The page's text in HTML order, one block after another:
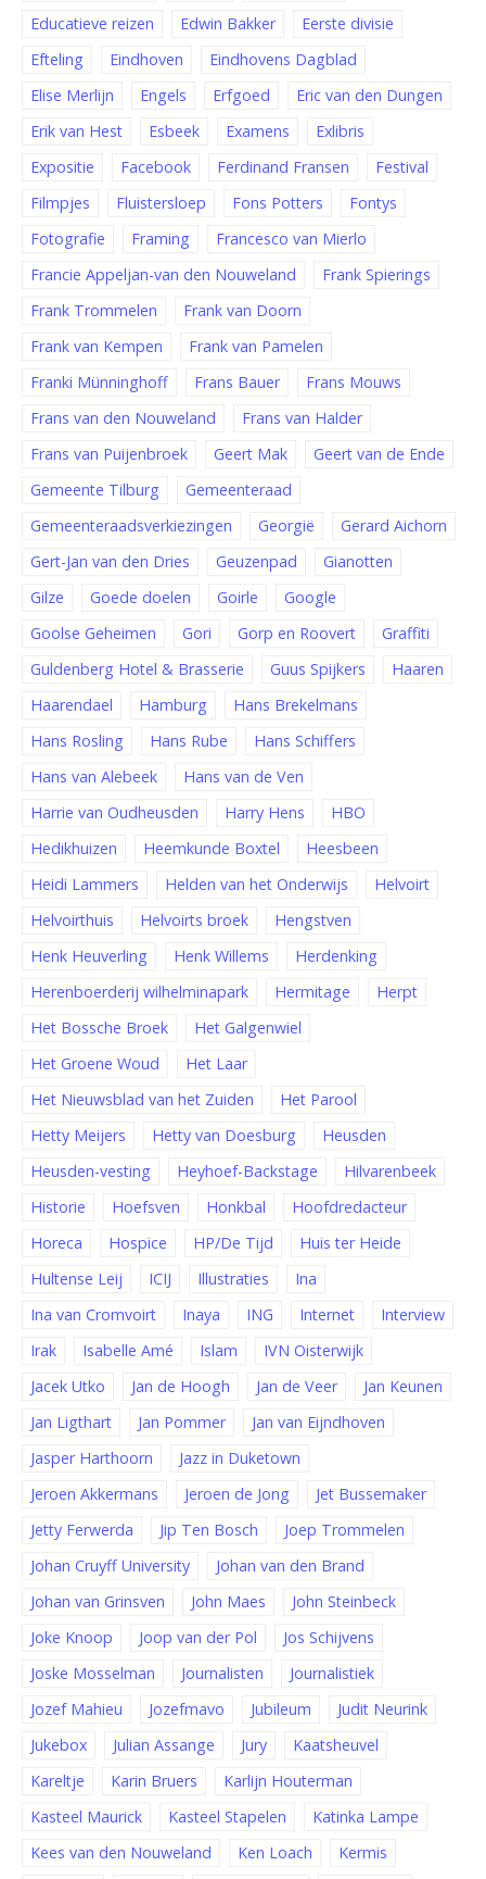
Educatieve reizen
Edwin Bakker
Eerste divisie
Efteling
Eindhoven
Eindhovens Dagblad
Elise Merlijn
Engels Erfgoed
Eric van den Dungen
Erik van Hest
Esbeek Examens
Exlibris
Expositie
Facebook Ferdinand Fransen
Festival
Filmpjes
Fluistersloep Fons Potters
Fontys
Fotografie
Framing
Francesco van Mierlo
Francie Appeljan-van den Nouweland
Frank Spierings
Frank Trommelen
Frank van Doorn
Frank van Kempen
Frank van Pamelen
Franki Münninghoff
Frans Bauer
Frans Mouws
Frans van den Nouweland
Frans van Halder
Frans van Puijenbroek
Geert Mak
Geert van de Ende
Gemeente Tilburg
Gemeenteraad
Gemeenteraadsverkiezingen
Georgië
Gerard Aichorn
Gert-Jan van den Dries
Geuzenpad
Gianotten
Gilze
Goede doelen Goirle
Google
Goolse Geheimen
Gori Gorp en Roovert
Graffiti
Guldenberg Hotel & Brasserie
Guus Spijkers
Haaren
Haarendael
Hamburg
Hans Brekelmans
Hans Rosling
Hans Rube
Hans Schiffers
Hans van Alebeek
Hans van de Ven
Harrie van Oudheusden
Harry Hens
HBO
Hedikhuizen
Heemkunde Boxtel
Heesbeen
Heidi Lammers
Helden van het Onderwijs
Helvoirt
Helvoirthuis
Helvoirts broek
Hengstven
Henk Heuverling
Henk Willems
Herdenking
Herenboerderij wilhelminapark
Hermitage
Herpt
Het Bossche Broek
Het Galgenwiel
Het Groene Woud
Het Laar
Het Nieuwsblad van het Zuiden
Het Parool
Hetty Meijers
Hetty van Doesburg
Heusden
Heusden-vesting
Heyhoef-Backstage
Hilvarenbeek
Historie
Hoefsven Honkbal
Hoofdredacteur
Horeca
Hospice HP/De Tijd
Huis ter Heide
Hultense Leij
ICIJ Illustraties
Ina
Ina van Cromvoirt
Inaya ING Internet
Interview
Irak
Isabelle Amé Islam
IVN Oisterwijk
Jacek Utko
Jan de Hoogh Jan de Veer
Jan Keunen
Jan Ligthart
Jan Pommer
Jan van Eijndhoven
Jasper Harthoorn
Jazz in Duketown
Jeroen Akkermans
Jeroen de Jong
Jet Bussemaker
Jetty Ferwerda
Jip Ten Bosch
Joep Trommelen
Johan Cruyff University
Johan van den Brand
Johan van Grinsven
John Maes
John Steinbeck
Joke Knoop
Joop van der Pol
Jos Schijvens
Joske Mosselman
Journalisten
Journalistiek
Jozef Mahieu
Jozefmavo Jubileum
Judit Neurink
Jukebox
Julian Assange Jury
Kaatsheuvel
Kareltje
Karin Bruers
Karlijn Houterman
Kasteel Maurick
Kasteel Stapelen
Katinka Lampe
Kees van den Nouweland
Ken Loach
Kermis